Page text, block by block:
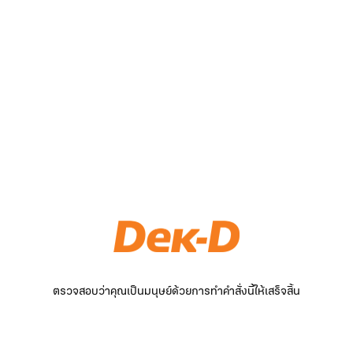
ตรวจสอบว่าคุณเป็นมนุษย์ด้วยการทำคำสั่งนี้ให้เสร็จสิ้น